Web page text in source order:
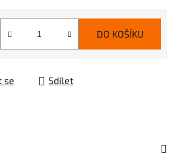
DO KOŠÍKU
se Sdílet